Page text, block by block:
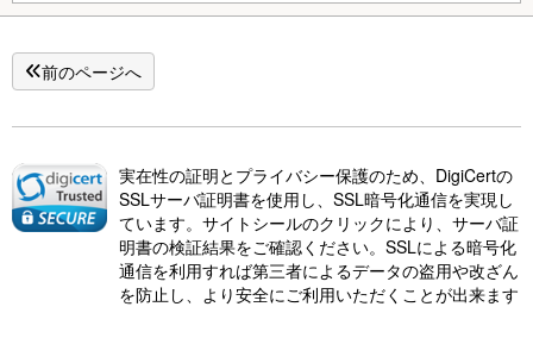
前のページへ
実在性の証明とプライバシー保護のため、DigiCertの
SSLサーバ証明書を使用し、SSL暗号化通信を実現し
ています。サイトシールのクリックにより、サーバ証
明書の検証結果をご確認ください。SSLによる暗号化
通信を利用すれば第三者によるデータの盗用や改ざん
を防止し、より安全にご利用いただくことが出来ます